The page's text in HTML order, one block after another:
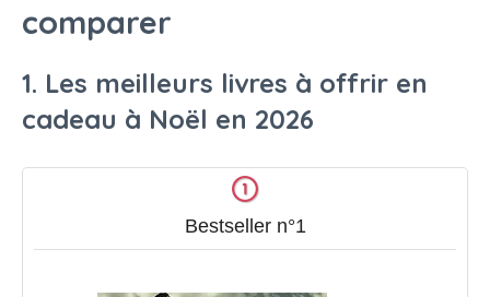
comparer
1. Les meilleurs livres à offrir en
cadeau à Noël en 2026
Bestseller n°1